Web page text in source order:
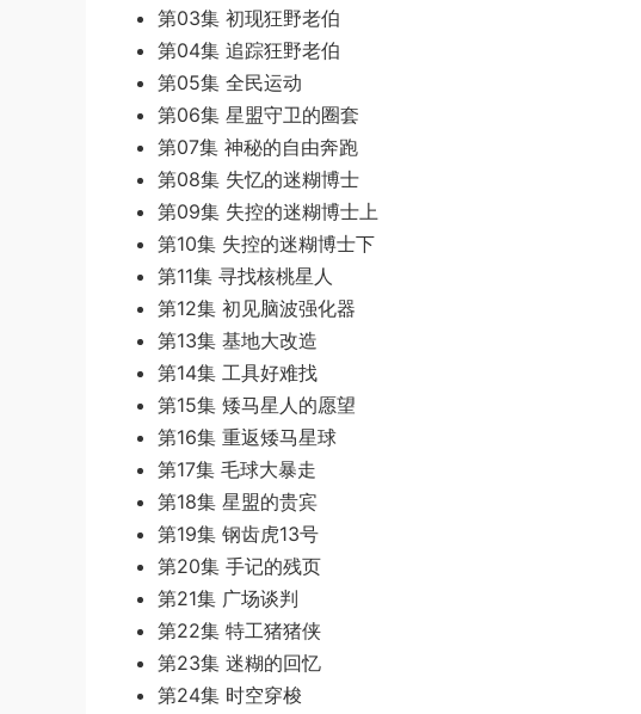
第03集 初现狂野老伯
第04集 追踪狂野老伯
第05集 全民运动
第06集 星盟守卫的圈套
第07集 神秘的自由奔跑
第08集 失忆的迷糊博士
第09集 失控的迷糊博士上
第10集 失控的迷糊博士下
第11集 寻找核桃星人
第12集 初见脑波强化器
第13集 基地大改造
第14集 工具好难找
第15集 矮马星人的愿望
第16集 重返矮马星球
第17集 毛球大暴走
第18集 星盟的贵宾
第19集 钢齿虎13号
第20集 手记的残页
第21集 广场谈判
第22集 特工猪猪侠
第23集 迷糊的回忆
第24集 时空穿梭